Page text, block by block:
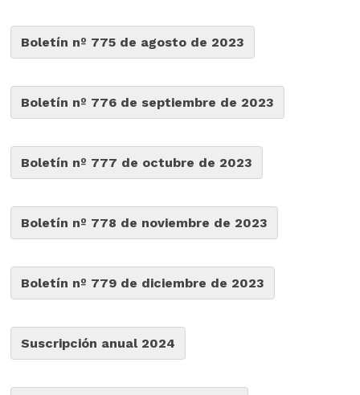
Boletín nº 775 de agosto de 2023
Boletín nº 776 de septiembre de 2023
Boletín nº 777 de octubre de 2023
Boletín nº 778 de noviembre de 2023
Boletín nº 779 de diciembre de 2023
Suscripción anual 2024